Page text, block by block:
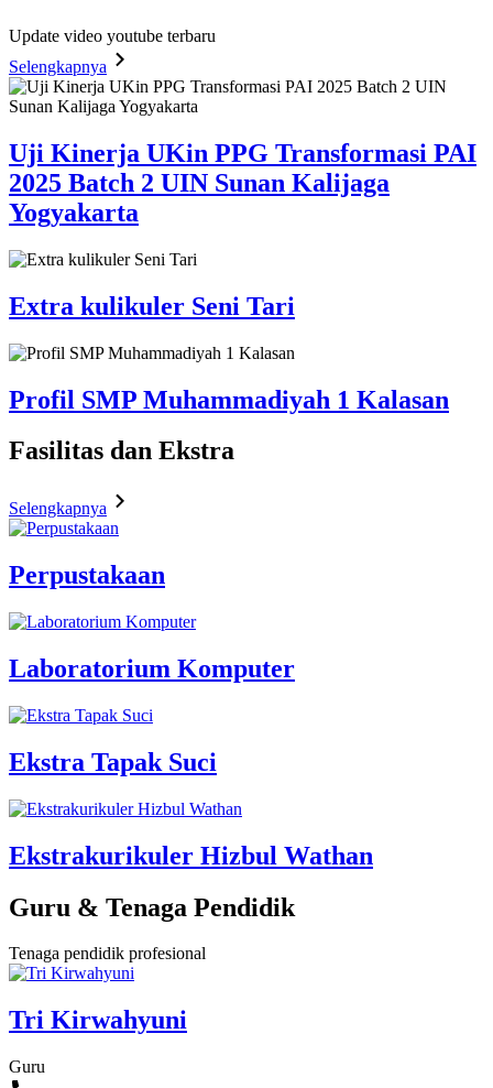
Update video youtube terbaru
Selengkapnya
Uji Kinerja UKin PPG Transformasi PAI
2025 Batch 2 UIN Sunan Kalijaga
Yogyakarta
Extra kulikuler Seni Tari
Profil SMP Muhammadiyah 1 Kalasan
Fasilitas dan Ekstra
Selengkapnya
Perpustakaan
Laboratorium Komputer
Ekstra Tapak Suci
Ekstrakurikuler Hizbul Wathan
Guru & Tenaga Pendidik
Tenaga pendidik profesional
Tri Kirwahyuni
Guru